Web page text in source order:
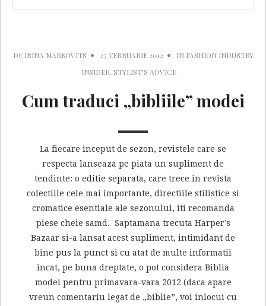
DE IRINA MARKOVITS 27 FEBRUARIE 2012 IN FASHION INDUSTRY
INSIDER, STYLIST'S ADVICE
Cum traduci „bibliile” modei
La fiecare inceput de sezon, revistele care se
respecta lanseaza pe piata un supliment de
tendinte: o editie separata, care trece in revista
colectiile cele mai importante, directiile stilistice si
cromatice esentiale ale sezonului, iti recomanda
piese cheie samd. Saptamana trecuta Harper’s
Bazaar si-a lansat acest supliment, intimidant de
bine pus la punct si cu atat de multe informatii
incat, pe buna dreptate, o pot considera Biblia
modei pentru primavara-vara 2012 (daca apare
vreun comentariu legat de „biblie”, voi inlocui cu